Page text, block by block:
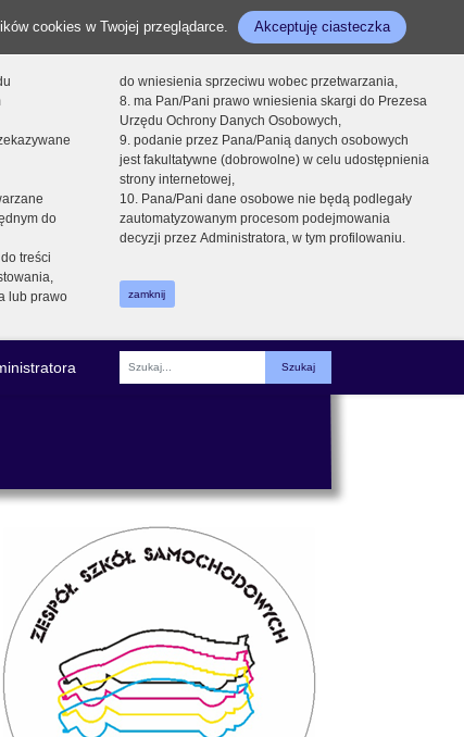
cookies w Twojej przeglądarce. Akceptuję ciasteczka
do
treści
lub prawo
do wniesienia sprzeciwu wobec przetwarzania,
8. ma Pan/Pani prawo wniesienia skargi do Prezesa
Urzędu Ochrony Danych Osobowych,
9. podanie przez Pana/Panią danych osobowych
jest fakultatywne (dobrowolne) w celu udostępnienia
strony internetowej,
10. Pana/Pani dane osobowe nie będą podlegały
zautomatyzowanym procesom podejmowania
decyzji przez Administratora, w tym profilowaniu.
zamknij
Fraza